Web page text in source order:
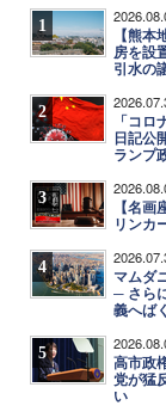
1
【熊
房を設
引水の
2
「コ
日記公
ランプ
3
【名
リンカ
4
マムダ
─ さら
義へば
5
高市政
党が猛
い